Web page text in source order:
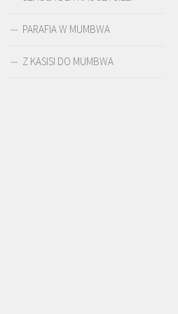
PARAFIA W MUMBWA
Z KASISI DO MUMBWA